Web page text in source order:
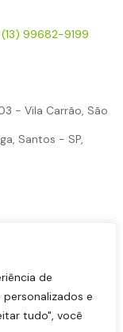
de
e
tudo", você
(13) 99682-9199
- Vila Carrão, São
Santos - SP,